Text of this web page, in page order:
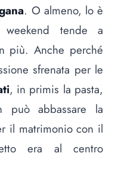
. O almeno, lo è
tende a
più. Anche perché
sfrenata per le
, in primis la pasta,
abbassare la
il matrimonio con il
era al centro